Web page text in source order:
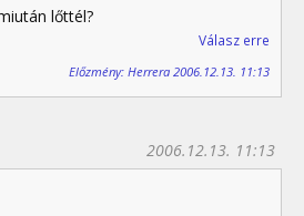
lőttél?
Válasz erre
Előzmény: Herrera 2006.12.13. 11:13
2006.12.13. 11:13